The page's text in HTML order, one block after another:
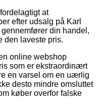
at
efter udsalg på Karl
din handel,
den laveste pris.
online webshop
som er ekstraordinært
en varsel om en uærlig
desto mindre omsluttet
køber overfor falske